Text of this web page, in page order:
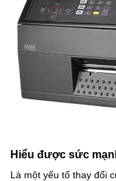
Hiểu được sức
Là một yếu tố thay đổi